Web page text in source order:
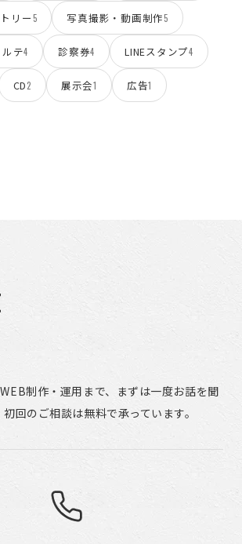
リー5 写真撮影・動画制作5
ルテ4 診察券4 LINEスタンプ4
CD2 展示会1 広告1
制作・運用まで、まずは一度お話を聞
回のご相談は無料で承っています。